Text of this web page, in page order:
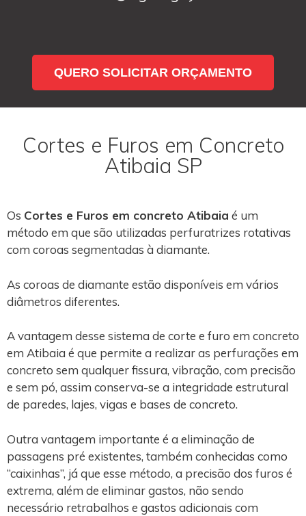
QUERO SOLICITAR ORÇAMENTO
Cortes e Furos em Concreto
Atibaia SP
Os Cortes e Furos em concreto Atibaia é um
método em que são utilizadas perfuratrizes rotativas
com coroas segmentadas à diamante.
As coroas de diamante estão disponíveis em vários
diâmetros diferentes.
A vantagem desse sistema de corte e furo em concreto
em Atibaia é que permite a realizar as perfurações em
concreto sem qualquer fissura, vibração, com precisão
e sem pó, assim conserva-se a integridade estrutural
de paredes, lajes, vigas e bases de concreto.
Outra vantagem importante é a eliminação de
passagens pré existentes, também conhecidas como
“caixinhas”, já que esse método, a precisão dos furos é
extrema, além de eliminar gastos, não sendo
necessário retrabalhos e gastos adicionais com